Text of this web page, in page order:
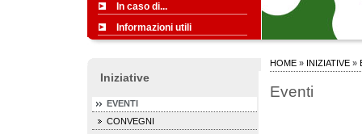
In caso di...
Informazioni utili
Iniziative
EVENTI
CONVEGNI
HOME» INIZIATIVE»
Eventi